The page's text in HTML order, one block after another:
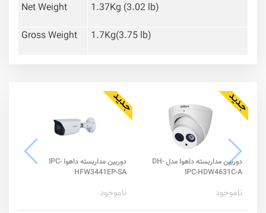
Net Weight
1.37Kg (3.02 lb)
Gross Weight
1.7Kg(3.75 lb)
دوربین مداربسته داهوا مدل DH-
IPC-HDW4631C-A
ناموجود
دوربین مداربسته داهوا IPC-
HFW3441EP-SA
ناموجود